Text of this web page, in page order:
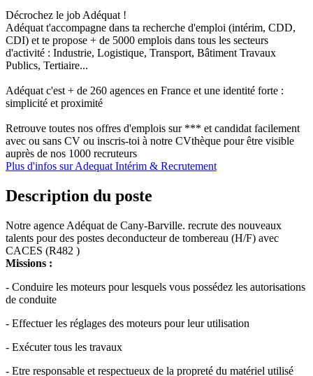
Décrochez le job Adéquat !
Adéquat t'accompagne dans ta recherche d'emploi (intérim, CDD,
CDI) et te propose + de 5000 emplois dans tous les secteurs
d'activité : Industrie, Logistique, Transport, Bâtiment Travaux
Publics, Tertiaire...
Adéquat c'est + de 260 agences en France et une identité forte :
simplicité et proximité
Retrouve toutes nos offres d'emplois sur *** et candidat facilement
avec ou sans CV ou inscris-toi à notre CVthèque pour être visible
auprès de nos 1000 recruteurs
Plus d'infos sur Adequat Intérim & Recrutement
Description du poste
Notre agence Adéquat de Cany-Barville. recrute des nouveaux
talents pour des postes deconducteur de tombereau (H/F) avec
CACES (R482 )
Missions :
- Conduire les moteurs pour lesquels vous possédez les autorisations
de conduite
- Effectuer les réglages des moteurs pour leur utilisation
- Exécuter tous les travaux
- Etre responsable et respectueux de la propreté du matériel utilisé